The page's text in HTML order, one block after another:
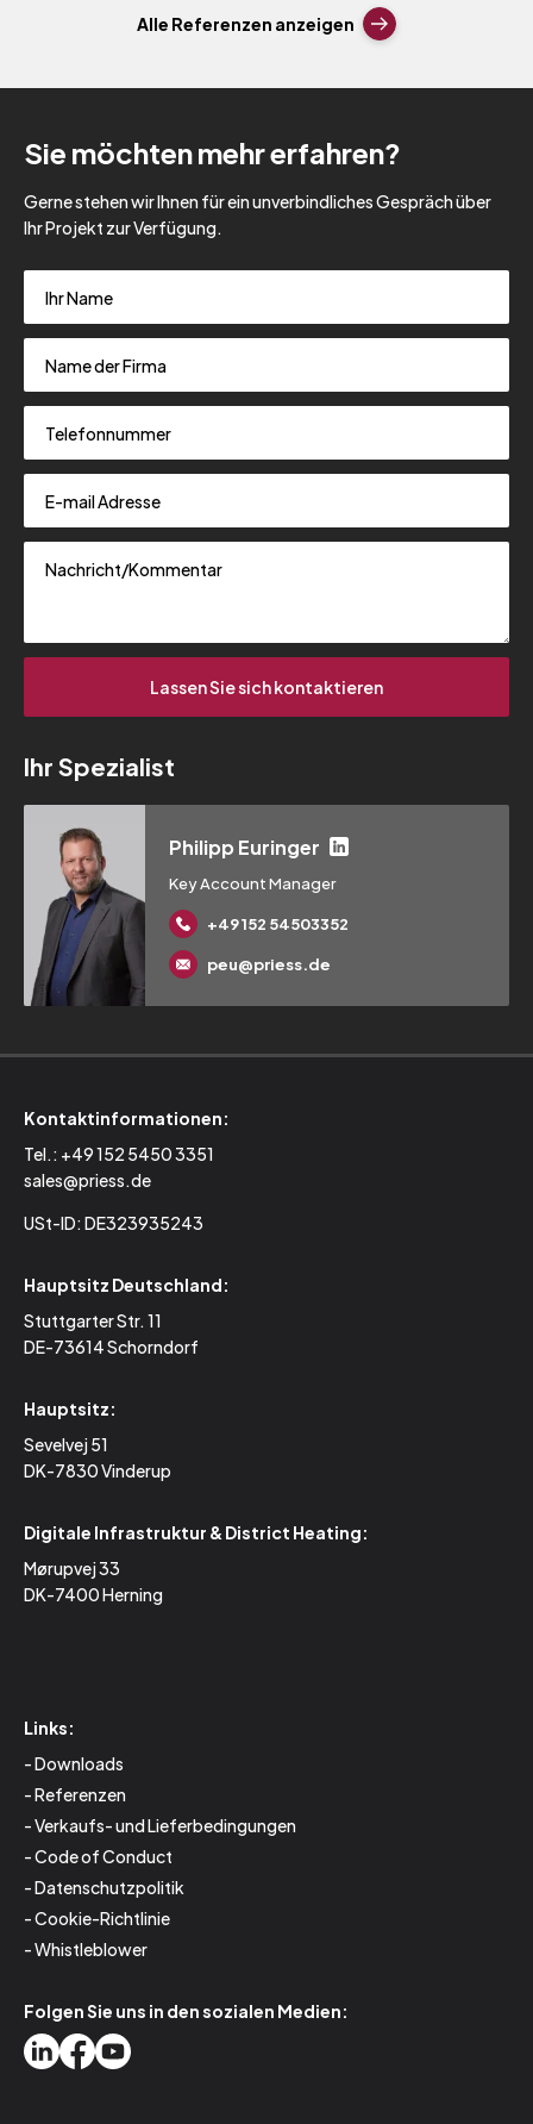
Alle Referenzen anzeigen
Sie möchten mehr erfahren?
Gerne stehen wir Ihnen für ein unverbindliches Gespräch über
Ihr Projekt zur Verfügung.
Ihr Spezialist
Philipp Euringer
Key Account Manager
+49 152 54503352
peu@priess.de
Kontaktinformationen:
Tel.: +49 152 5450 3351
sales@priess.de
USt-ID: DE323935243
Hauptsitz Deutschland:
Stuttgarter Str. 11
DE-73614 Schorndorf
Hauptsitz:
Sevelvej 51
DK-7830 Vinderup
Digitale Infrastruktur & District Heating:
Mørupvej 33
DK-7400 Herning
Links:
Downloads
Referenzen
Verkaufs- und Lieferbedingungen
Code of Conduct
Datenschutzpolitik
Cookie-Richtlinie
Whistleblower
Folgen Sie uns in den sozialen Medien: